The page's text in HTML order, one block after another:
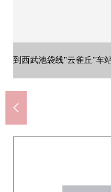
到西武池袋线"云雀丘"车
因为在有建筑条件的待售
是明亮和拥有开
土地面
步行10分钟的范围以内
活
含
是步行1分钟的(约
含
请到三井
含
云
新座
新座
Yaoko
肉花正超
Create Ｓ
栗